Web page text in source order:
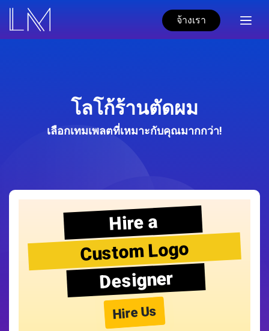
จ้างเรา
โลโก้ร้านตัดผม
เลือกเทมเพลตที่เหมาะกับคุณมากกว่า!
Hire a
Custom Logo
Designer
Hire Us